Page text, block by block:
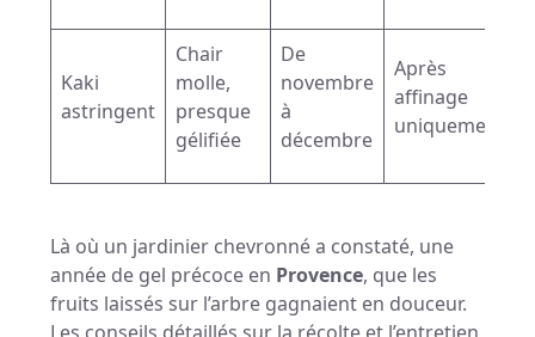
Kaki
astringent
Chair
molle,
presque
gélifiée
De
novembre
à
décembre
Après
affinage
uniquement
Là où un jardinier chevronné a constaté, une
année de gel précoce en Provence, que les
fruits laissés sur l’arbre gagnaient en douceur.